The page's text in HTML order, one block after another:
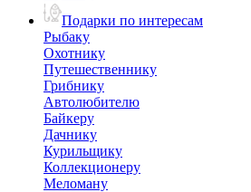
Подарки по интересам
Рыбаку
Охотнику
Путешественнику
Грибнику
Автолюбителю
Байкеру
Дачнику
Курильщику
Коллекционеру
Меломану